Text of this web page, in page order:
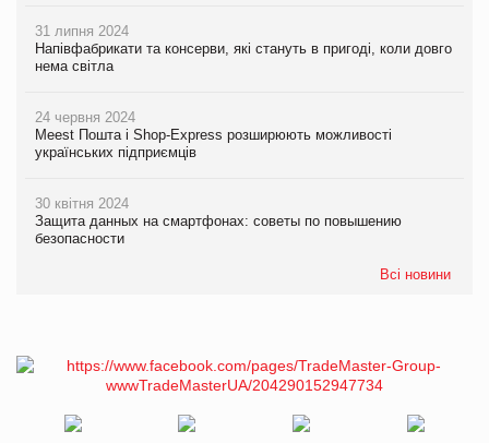
31 липня 2024
Напівфабрикати та консерви, які стануть в пригоді, коли довго
нема світла
24 червня 2024
Meest Пошта і Shop-Express розширюють можливості
українських підприємців
30 квітня 2024
Защита данных на смартфонах: советы по повышению
безопасности
Всі новини